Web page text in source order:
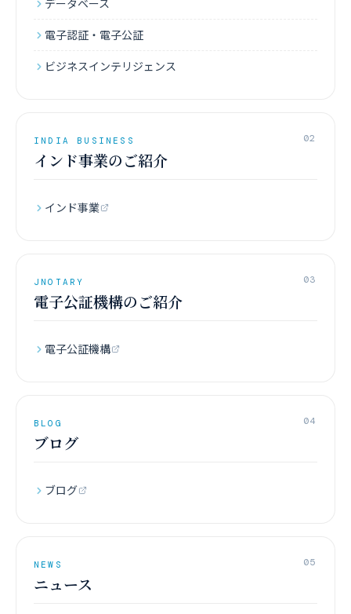
データベース
電子認証・電子公証
ビジネスインテリジェンス
02
INDIA BUSINESS
インド事業のご紹介
インド事業
03
JNOTARY
電子公証機構のご紹介
電子公証機構
04
BLOG
ブログ
ブログ
05
NEWS
ニュース